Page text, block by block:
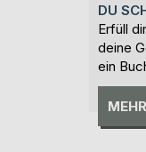
DU
Erfüll
deine
ein